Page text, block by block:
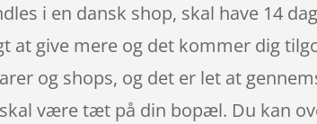
i en dansk shop, skal have 14
at give mere og det kommer dig
og shops, og det er let at
være tæt på din bopæl. Du kan